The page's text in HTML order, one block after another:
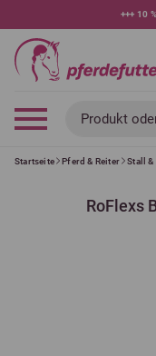
+++ 10
Produkt
Startseite Pferd & Reiter Stall &
RoFlexs